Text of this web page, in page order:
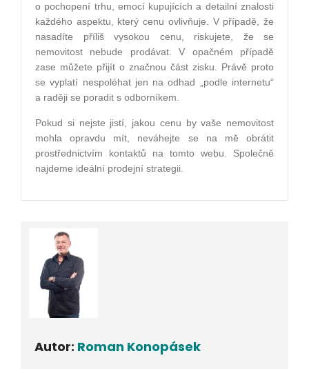
o pochopení trhu, emocí kupujících a detailní znalosti
každého aspektu, který cenu ovlivňuje. V případě, že
nasadíte příliš vysokou cenu, riskujete, že se
nemovitost nebude prodávat. V opačném případě
zase můžete přijít o značnou část zisku. Právě proto
se vyplatí nespoléhat jen na odhad „podle internetu“
a raději se poradit s odborníkem.
Pokud si nejste jistí, jakou cenu by vaše nemovitost
mohla opravdu mít, neváhejte se na mě obrátit
prostřednictvím kontaktů na tomto webu. Společně
najdeme ideální prodejní strategii.
Autor: Roman Konopásek